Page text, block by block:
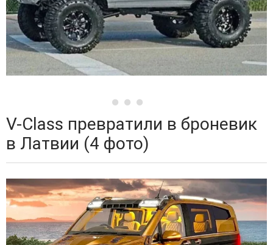
V-Class превратили в броневик
в Латвии (4 фото)